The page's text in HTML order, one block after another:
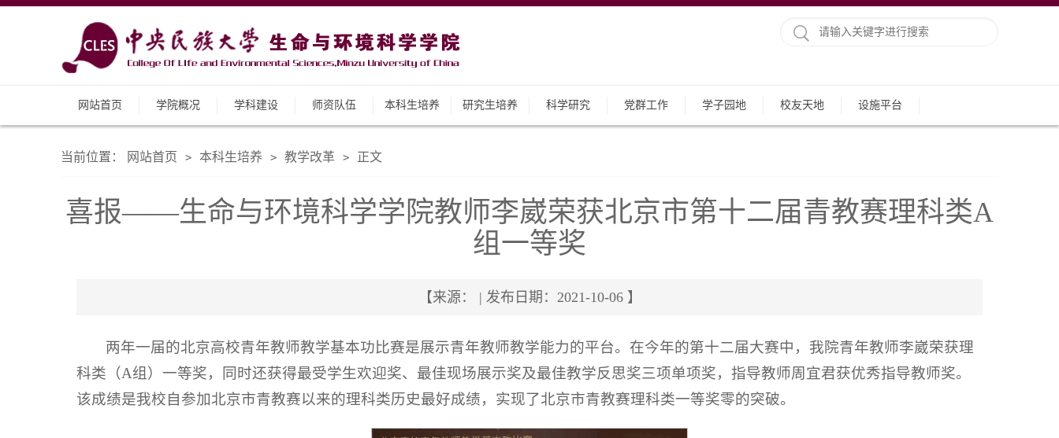
网站首页 学院概况 学科建设 师资队伍 本科生培养 研究生培养 科学研究 党群工作 学子园地 校友天地 设施平台
当前位置： 网站首页 > 本科生培养 > 教学改革 > 正文
喜报——生命与环境科学学院教师李崴荣获北京市第十二届青教赛理科类A
组一等奖
【来源： | 发布日期：2021-10-06 】
两年一届的北京高校青年教师教学基本功比赛是展示青年教师教学能力的平台。在今年的第十二届大赛中，我院青年教师李崴荣获理
科类（A组）一等奖，同时还获得最受学生欢迎奖、最佳现场展示奖及最佳教学反思奖三项单项奖，指导教师周宜君获优秀指导教师奖。
该成绩是我校自参加北京市青教赛以来的理科类历史最好成绩，实现了北京市青教赛理科类一等奖零的突破。